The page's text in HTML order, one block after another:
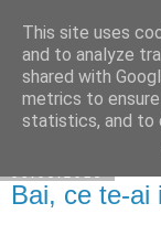
Cuibul
Bai, ce te-ai
This site uses
and to analyze
shared with
metrics to
statistics, and to